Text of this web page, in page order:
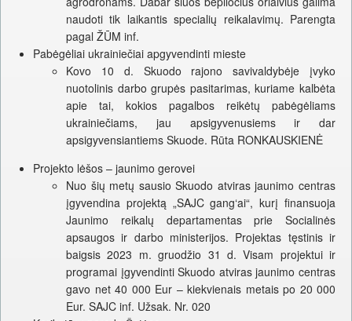
naudoti tik laikantis specialių reikalavimų. Parengta
pagal ŽŪM inf.
Pabėgėliai ukrainiečiai apgyvendinti mieste
Kovo 10 d. Skuodo rajono savivaldybėje įvyko
nuotolinis darbo grupės pasitarimas, kuriame kalbėta
apie tai, kokios pagalbos reikėtų pabėgėliams
ukrainiečiams, jau apsigyvenusiems ir dar
apsigyvensiantiems Skuode. Rūta RONKAUSKIENĖ
Projekto lėšos – jaunimo gerovei
Nuo šių metų sausio Skuodo atviras jaunimo centras
įgyvendina projektą „SAJC gang‘ai“, kurį finansuoja
Jaunimo reikalų departamentas prie Socialinės
apsaugos ir darbo ministerijos. Projektas tęstinis ir
baigsis 2023 m. gruodžio 31 d. Visam projektui ir
programai įgyvendinti Skuodo atviras jaunimo centras
gavo net 40 000 Eur – kiekvienais metais po 20 000
Eur. SAJC inf. Užsak. Nr. 020